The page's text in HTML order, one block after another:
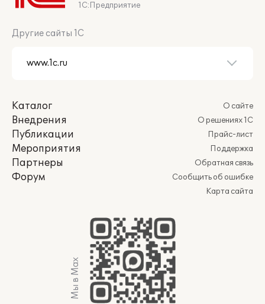
1С:Предприятие
Другие сайты 1С
Каталог
Внедрения
Публикации
Мероприятия
Партнеры
Форум
О сайте
О решениях 1С
Прайс-лист
Поддержка
Обратная связь
Сообщить об ошибке
Карта сайта
Мы в Max